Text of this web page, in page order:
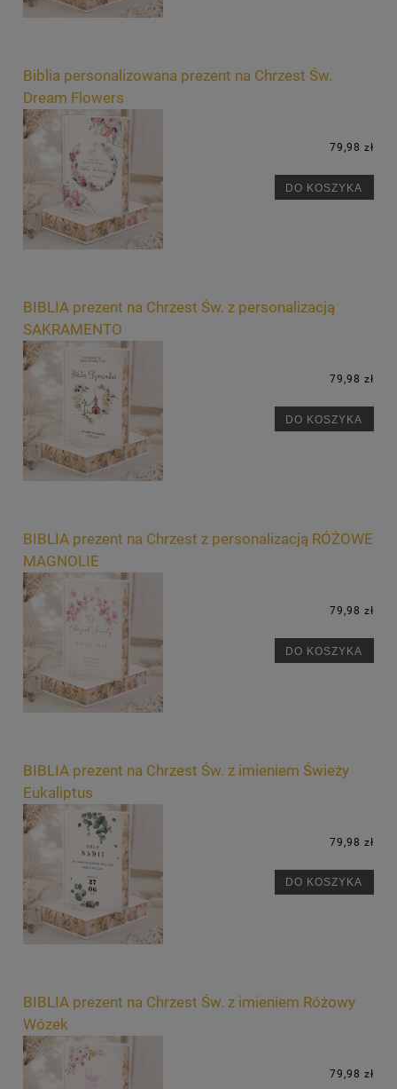
Biblia personalizowana prezent na Chrzest Św.
Dream Flowers
79,98 zł
DO KOSZYKA
BIBLIA prezent na Chrzest Św. z personalizacją
SAKRAMENTO
79,98 zł
DO KOSZYKA
BIBLIA prezent na Chrzest z personalizacją RÓŻOWE
MAGNOLIE
79,98 zł
DO KOSZYKA
BIBLIA prezent na Chrzest Św. z imieniem Świeży
Eukaliptus
79,98 zł
DO KOSZYKA
BIBLIA prezent na Chrzest Św. z imieniem Różowy
Wózek
79,98 zł